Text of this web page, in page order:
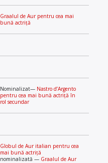
Graalul de Aur pentru cea mai
bună actriță
Nominalizat— Nastro d’Argento
pentru cea mai bună actriță în
rol secundar
Globul de Aur italian pentru cea
mai bună actriță
nominalizată — Graalul de Aur